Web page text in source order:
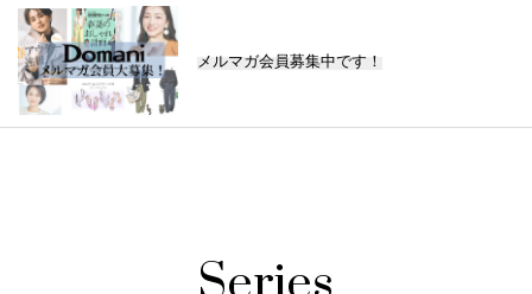
メルマガ会員募集中です！